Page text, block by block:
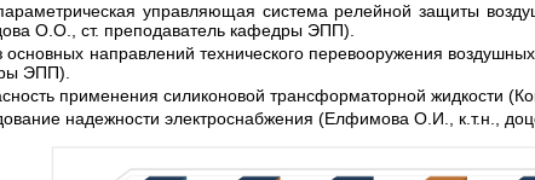
управляющая система релейной защиты
О.О., ст. преподаватель кафедры ЭПП).
основных направлений технического перевооружения
ЭПП).
применения силиконовой трансформаторной жидкости
надежности электроснабжения (Елфимова О.И., к.т.н.,